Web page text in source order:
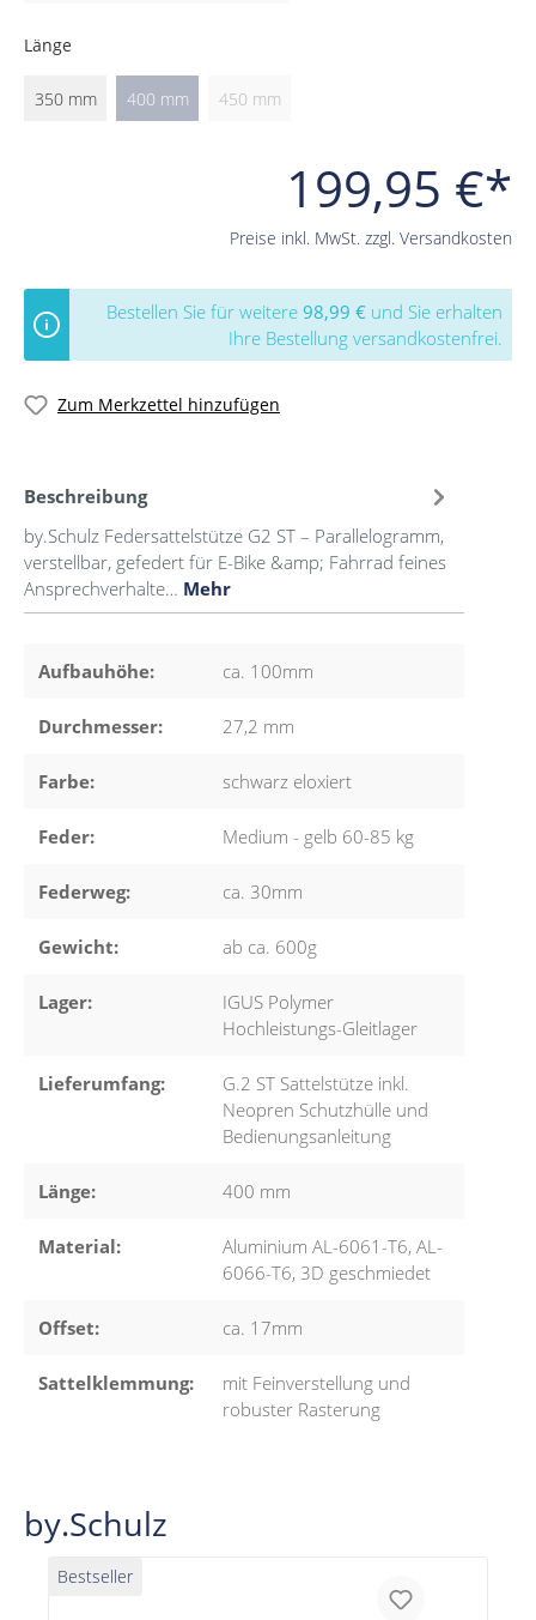
199,95 €*
Preise inkl. MwSt. zzgl. Versandkosten
Länge
350 mm 400 mm 450 mm
Bestellen Sie für weitere 98,99 € und Sie erhalten
Ihre Bestellung versandkostenfrei.
Zum Merkzettel hinzufügen
Beschreibung
by.Schulz Federsattelstütze G2 ST – Parallelogramm,
verstellbar, gefedert für E-Bike &amp; Fahrrad feines
Ansprechverhalte… Mehr
Aufbauhöhe: ca. 100mm
Durchmesser: 27,2 mm
Farbe: schwarz eloxiert
Feder: Medium - gelb 60-85 kg
Federweg: ca. 30mm
Gewicht: ab ca. 600g
Lager:
IGUS Polymer
Hochleistungs-Gleitlager
Lieferumfang:
G.2 ST Sattelstütze inkl.
Neopren Schutzhülle und
Bedienungsanleitung
Länge: 400 mm
Material:
Aluminium AL-6061-T6, AL-
6066-T6, 3D geschmiedet
Offset: ca. 17mm
Sattelklemmung:
mit Feinverstellung und
robuster Rasterung
by.Schulz
Bestseller